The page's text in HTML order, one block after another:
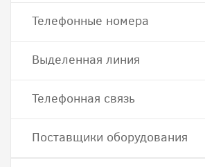
Телефонные номера
Выделенная линия
Телефонная связь
Поставщики оборудования